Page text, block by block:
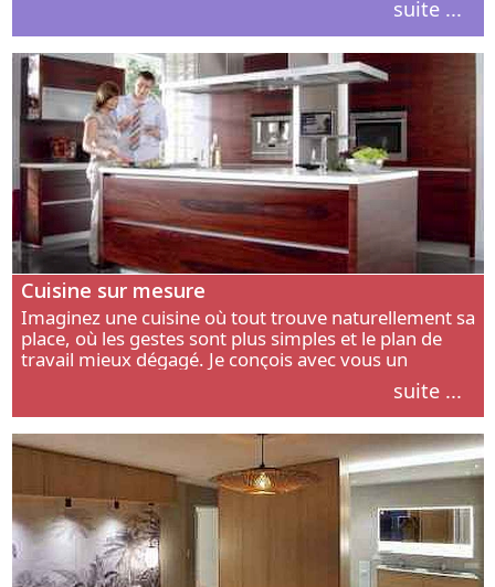
suite ...
Cuisine sur mesure
Imaginez une cuisine où tout trouve naturellement sa
place, où les gestes sont plus simples et le plan de
travail mieux dégagé. Je conçois avec vous un
aménagement adapté à votre manière de cuisiner, de
suite ...